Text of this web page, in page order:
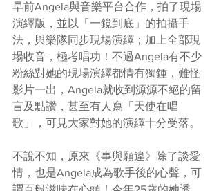
早前Angela與音樂平台合作，拍了現場
演繹版，並以「一鏡到底」的拍攝手
法，與樂隊同步現場演繹；加上全部現
場收音，極考唱功！不過Angela有不少
粉絲對她的現場演繹都情有獨鍾，難怪
影片一出，Angela就收到源源不絕的留
言及點讚，甚至有人寫「天使在唱
歌」，可見大家對她的演繹十分受落。
不說不知，原來《事與願違》除了談愛
情，也是Angela成為歌手後的心聲，可